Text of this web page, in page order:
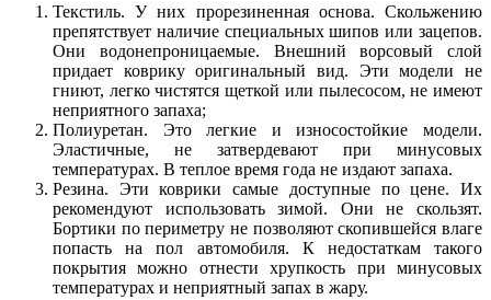
Текстиль. У них прорезиненная основа. Скольжению
препятствует наличие специальных шипов или зацепов.
Они водонепроницаемые. Внешний ворсовый слой
придает коврику оригинальный вид. Эти модели не
гниют, легко чистятся щеткой или пылесосом, не имеют
неприятного запаха;
Полиуретан. Это легкие и износостойкие модели.
Эластичные, не затвердевают при минусовых
температурах. В теплое время года не издают запаха.
Резина. Эти коврики самые доступные по цене. Их
рекомендуют использовать зимой. Они не скользят.
Бортики по периметру не позволяют скопившейся влаге
попасть на пол автомобиля. К недостаткам такого
покрытия можно отнести хрупкость при минусовых
температурах и неприятный запах в жару.